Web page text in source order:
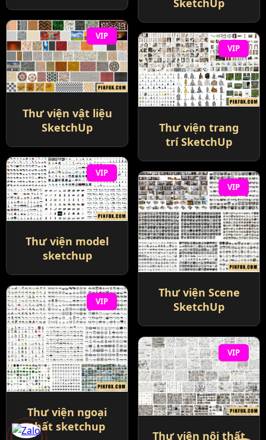
SketchUp
VIP
Thư viện vật liệu
SketchUp
VIP
Thư viện trang
trí SketchUp
VIP
Thư viện model
sketchup
VIP
Thư viện Scene
SketchUp
VIP
Thư viện ngoại
thất sketchup
VIP
Thư viện nội thất